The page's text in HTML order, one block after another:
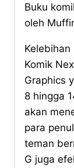
Buku
oleh
Kelebihan
Komik
Graphics
8 hingga
akan
para
teman
G juga